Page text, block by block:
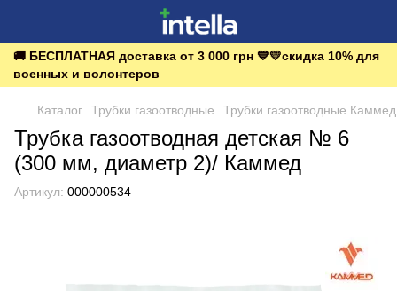
🚚 БЕСПЛАТНАЯ доставка от 3 000 грн 💙💛скидка 10% для
военных и волонтеров
Каталог Трубки газоотводные Трубки газоотводные Каммед
Трубка газоотводная детская № 6
(300 мм, диаметр 2)/ Каммед
Артикул: 000000534